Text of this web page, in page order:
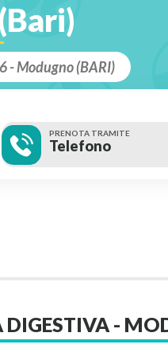
- Modugno (BARI)
PRENOTA TRAMITE
Telefono
DIGESTIVA -